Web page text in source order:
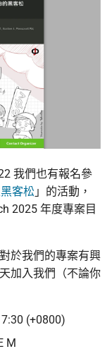
我們也有報名參
客松 」的活動，
2025 年度專案目
於我們的專案有興
加入我們（不論你
(+0800)
M